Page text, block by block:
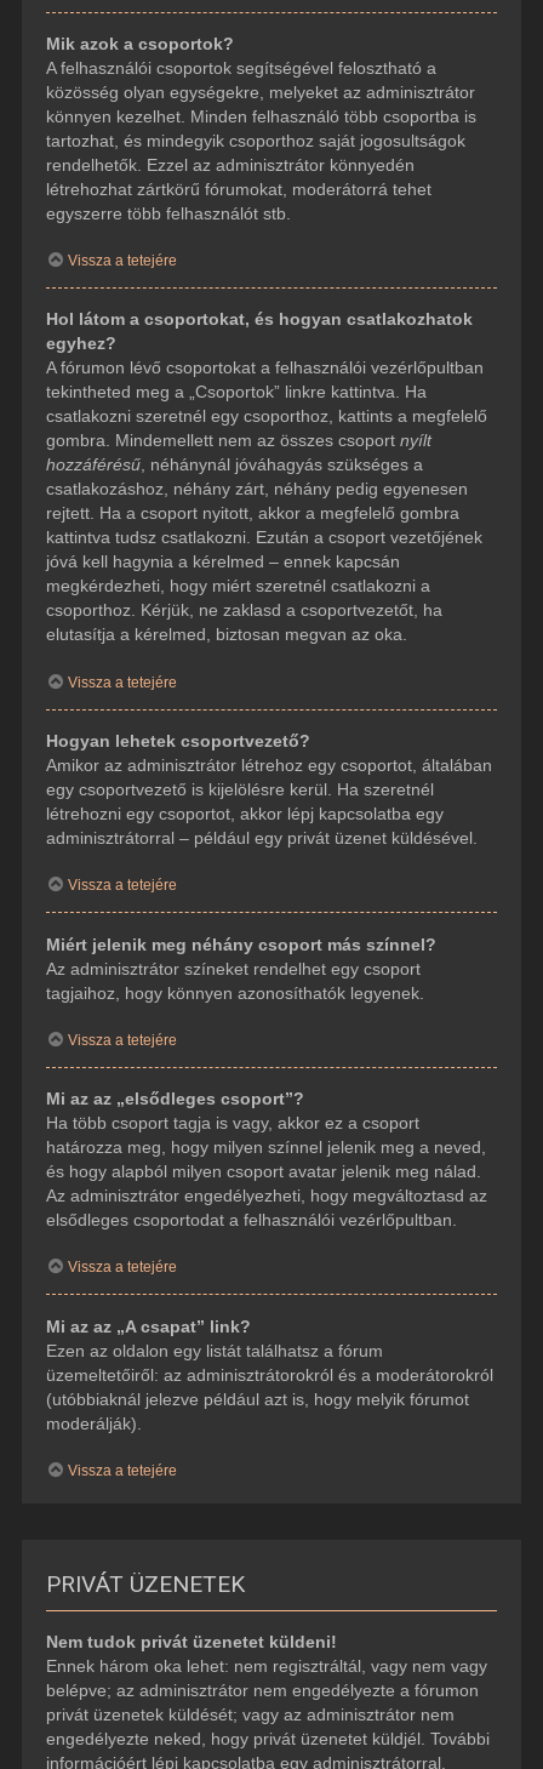
Mik azok a csoportok?
A felhasználói csoportok segítségével felosztható a
közösség olyan egységekre, melyeket az adminisztrátor
könnyen kezelhet. Minden felhasználó több csoportba is
tartozhat, és mindegyik csoporthoz saját jogosultságok
rendelhetők. Ezzel az adminisztrátor könnyedén
létrehozhat zártkörű fórumokat, moderátorrá tehet
egyszerre több felhasználót stb.
Vissza a tetejére
Hol látom a csoportokat, és hogyan csatlakozhatok
egyhez?
A fórumon lévő csoportokat a felhasználói vezérlőpultban
tekintheted meg a „Csoportok” linkre kattintva. Ha
csatlakozni szeretnél egy csoporthoz, kattints a megfelelő
gombra. Mindemellett nem az összes csoport nyílt
hozzáférésű, néhánynál jóváhagyás szükséges a
csatlakozáshoz, néhány zárt, néhány pedig egyenesen
rejtett. Ha a csoport nyitott, akkor a megfelelő gombra
kattintva tudsz csatlakozni. Ezután a csoport vezetőjének
jóvá kell hagynia a kérelmed – ennek kapcsán
megkérdezheti, hogy miért szeretnél csatlakozni a
csoporthoz. Kérjük, ne zaklasd a csoportvezetőt, ha
elutasítja a kérelmed, biztosan megvan az oka.
Vissza a tetejére
Hogyan lehetek csoportvezető?
Amikor az adminisztrátor létrehoz egy csoportot, általában
egy csoportvezető is kijelölésre kerül. Ha szeretnél
létrehozni egy csoportot, akkor lépj kapcsolatba egy
adminisztrátorral – például egy privát üzenet küldésével.
Vissza a tetejére
Miért jelenik meg néhány csoport más színnel?
Az adminisztrátor színeket rendelhet egy csoport
tagjaihoz, hogy könnyen azonosíthatók legyenek.
Vissza a tetejére
Mi az az „elsődleges csoport”?
Ha több csoport tagja is vagy, akkor ez a csoport
határozza meg, hogy milyen színnel jelenik meg a neved,
és hogy alapból milyen csoport avatar jelenik meg nálad.
Az adminisztrátor engedélyezheti, hogy megváltoztasd az
elsődleges csoportodat a felhasználói vezérlőpultban.
Vissza a tetejére
Mi az az „A csapat” link?
Ezen az oldalon egy listát találhatsz a fórum
üzemeltetőiről: az adminisztrátorokról és a moderátorokról
(utóbbiaknál jelezve például azt is, hogy melyik fórumot
moderálják).
Vissza a tetejére
PRIVÁT ÜZENETEK
Nem tudok privát üzenetet küldeni!
Ennek három oka lehet: nem regisztráltál, vagy nem vagy
belépve; az adminisztrátor nem engedélyezte a fórumon
privát üzenetek küldését; vagy az adminisztrátor nem
engedélyezte neked, hogy privát üzenetet küldjél. További
információért lépj kapcsolatba egy adminisztrátorral.